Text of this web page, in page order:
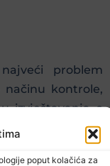
poput kolačića za
problem
kontrole,
izvještavanja o
podnijeli i